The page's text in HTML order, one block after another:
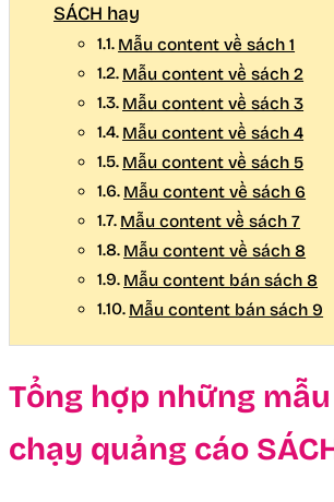
SÁCH hay
Mẫu content về sách 1
Mẫu content về sách 2
Mẫu content về sách 3
Mẫu content về sách 4
Mẫu content về sách 5
Mẫu content về sách 6
Mẫu content về sách 7
Mẫu content về sách 8
Mẫu content bán sách 8
Mẫu content bán sách 9
Tổng hợp những
chạy quảng cáo